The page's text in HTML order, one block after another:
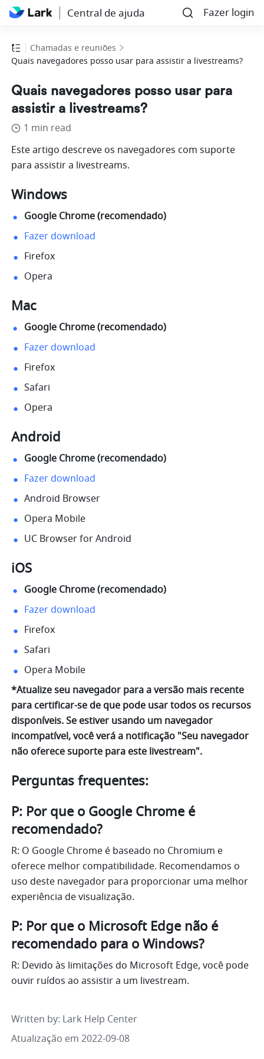
Central de ajuda Fazer login
Chamadas e reuniões
Quais navegadores posso usar para assistir a livestreams?
Quais navegadores posso usar para
assistir a livestreams?
1 min read
Este artigo descreve os navegadores com suporte
para assistir a livestreams.
Windows
Google Chrome (recomendado)
Fazer download
Firefox
Opera
Mac
Google Chrome (recomendado)
Fazer download
Firefox
Safari
Opera
Android
Google Chrome (recomendado)
Fazer download
Android Browser
Opera Mobile
UC Browser for Android
iOS
Google Chrome (recomendado)
Fazer download
Firefox
Safari
Opera Mobile
*Atualize seu navegador para a versão mais recente
para certificar-se de que pode usar todos os recursos
disponíveis. Se estiver usando um navegador
incompatível, você verá a notificação "Seu navegador
não oferece suporte para este livestream".
Perguntas frequentes:
P: Por que o Google Chrome é
recomendado?
R: O Google Chrome é baseado no Chromium e
oferece melhor compatibilidade. Recomendamos o
uso deste navegador para proporcionar uma melhor
experiência de visualização.
P: Por que o Microsoft Edge não é
recomendado para o Windows?
R: Devido às limitações do Microsoft Edge, você pode
ouvir ruídos ao assistir a um livestream.
Written by: Lark Help Center
Atualização em 2022-09-08